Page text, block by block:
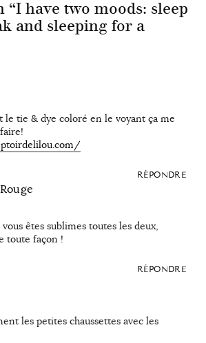
“I have two moods: sleep
and sleeping for a
tie & dye coloré en le voyant ça me
RÉPONDRE
vous êtes sublimes toutes les deux,
toute façon !
RÉPONDRE
les petites chaussettes avec les